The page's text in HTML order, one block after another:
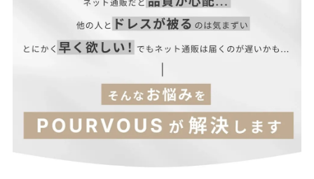
■ファスナー:あり(背面)
■透け感:あり（一部）
■付属品:なし
■商品カテゴリ結婚式ワンピース、パーティードレス、結婚式ド
レス、二次会ワンピース、二次会ドレス
■オススメシーン結婚式・二次会・披露宴・お呼ばれ・セレモニ
ー・成人式同窓会・女子会・2次会・謝恩会・パーティー・デー
トオケージョン・食事会・演奏会・発表会・記念日など多様なシ
ーンのコーディネートに使えます。